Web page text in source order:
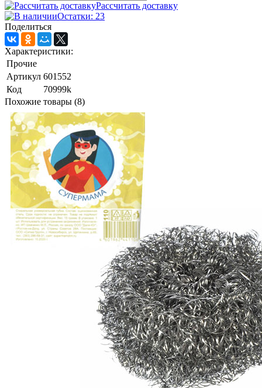
Рассчитать доставку
Остатки: 23
Поделиться
Характеристики:
Прочие
Артикул 601552
Код
70999k
Похожие товары (8)